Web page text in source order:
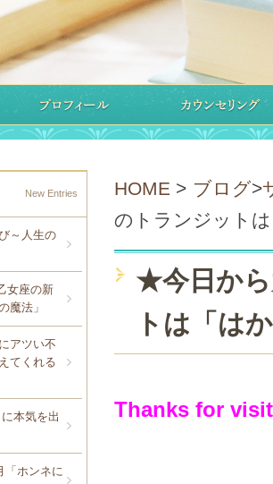
New Entries
～人生の
女座の新
魔法」
アツい不
てくれる
本気を出
「ホンネに
HOME > ブログ>
のトランジット
★今日から
トは「は
Thanks for